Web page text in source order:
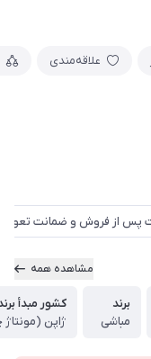
علاقه‌مندی
مشاهده همه
برند
مباشی
کشور مبدأ
ژاپن